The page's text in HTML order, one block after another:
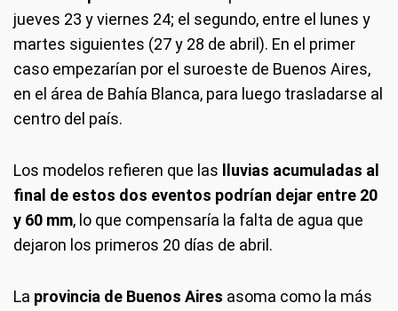
jueves 23 y viernes 24; el segundo, entre el lunes y
martes siguientes (27 y 28 de abril). En el primer
caso empezarían por el suroeste de Buenos Aires,
en el área de Bahía Blanca, para luego trasladarse al
centro del país.
Los modelos refieren que las
lluvias acumuladas al
final de estos dos eventos podrían dejar entre 20
y 60 mm, lo que compensaría la falta de agua que
dejaron los primeros 20 días de abril.
La provincia de Buenos Aires asoma como la más